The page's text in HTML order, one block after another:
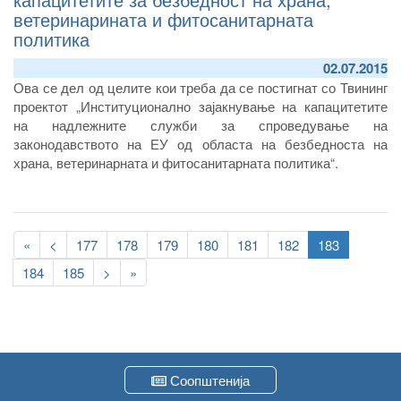
ветеринарината и фитосанитарната
политика
02.07.2015
Ова се дел од целите кои треба да се постигнат со Твининг
проектот „Институционално зајакнување на капацитетите
на надлежните служби за спроведување на
законодавството на ЕУ од областа на безбедноста на
храна, ветеринарната и фитосанитарната политика“.
Pagination
First
page
«
Previous
page
< Page
177 Page
178 Page
179 Page
180 Page
181 Page
182
Current
page
183
Page
184 Page
185
Следна
страна
>
Last
page
»
Соопштенија